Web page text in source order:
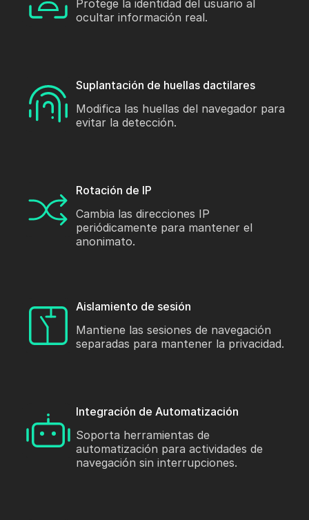
Protege la identidad del usuario al
ocultar información real.
Suplantación de huellas dactilares
Modifica las huellas del navegador para
evitar la detección.
Rotación de IP
Cambia las direcciones IP
periódicamente para mantener el
anonimato.
Aislamiento de sesión
Mantiene las sesiones de navegación
separadas para mantener la privacidad.
Integración de Automatización
Soporta herramientas de
automatización para actividades de
navegación sin interrupciones.